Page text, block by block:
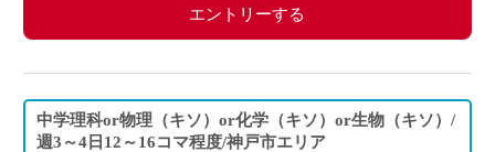
エントリーする
中学理科or物理（キソ）or化学（キソ）or生物（キソ）/
週3～4日12～16コマ程度/神戸市エリア